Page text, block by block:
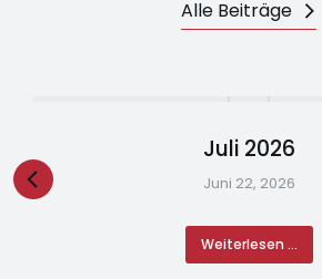
Alle Beiträge
Juli 2026
Juni 22, 2026
Weiterlesen ...